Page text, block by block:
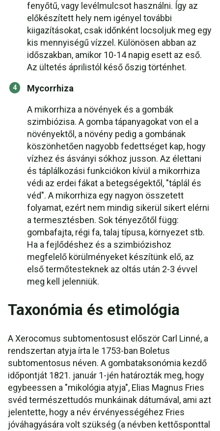
fenyőtű, vagy levélmulcsot használni. Így az
előkészített hely nem igényel további
kiigazításokat, csak időnként locsoljuk meg egy
kis mennyiségű vízzel. Különösen abban az
időszakban, amikor 10-14 napig esett az eső.
Az ültetés áprilistól késő őszig történhet.
Mycorrhiza
A mikorrhiza a növények és a gombák
szimbiózisa. A gomba tápanyagokat von el a
növényektől, a növény pedig a gombának
köszönhetően nagyobb fedettséget kap, hogy
vízhez és ásványi sókhoz jusson. Az élettani
és táplálkozási funkciókon kívül a mikorrhiza
védi az erdei fákat a betegségektől, "táplál és
véd". A mikorrhiza egy nagyon összetett
folyamat, ezért nem mindig sikerül sikert elérni
a termesztésben. Sok tényezőtől függ:
gombafajta, régi fa, talaj típusa, környezet stb.
Ha a fejlődéshez és a szimbiózishoz
megfelelő körülményeket készítünk elő, az
első termőtesteknek az oltás után 2-3 évvel
meg kell jelenniük.
Taxonómia és etimológia
A Xerocomus subtomentosust először Carl Linné, a
rendszertan atyja írta le 1753-ban Boletus
subtomentosus néven. A gombataksonómia kezdő
időpontját 1821. január 1-jén határozták meg, hogy
egybeessen a "mikológia atyja", Elias Magnus Fries
svéd természettudós munkáinak dátumával, ami azt
jelentette, hogy a név érvényességéhez Fries
jóváhagyására volt szükség (a névben kettősponttal